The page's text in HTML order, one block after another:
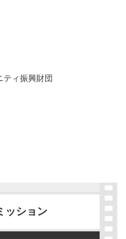
ティ振興財団
ッション